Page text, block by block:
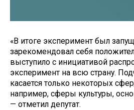
«В итоге эксперимент был
зарекомендовал себя
выступило с инициативой
эксперимент на всю страну.
касается только некоторых
например, сферы культуры,
— отметил депутат.